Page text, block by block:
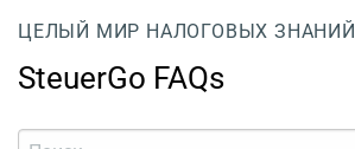
ЦЕЛЫЙ МИР НАЛОГОВЫХ ЗНАНИЙ
SteuerGo FAQs